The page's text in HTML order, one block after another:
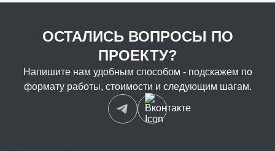
ОСТАЛИСЬ ВОПРОСЫ ПО
ПРОЕКТУ?
Напишите нам удобным способом - подскажем по
формату работы, стоимости и следующим шагам.